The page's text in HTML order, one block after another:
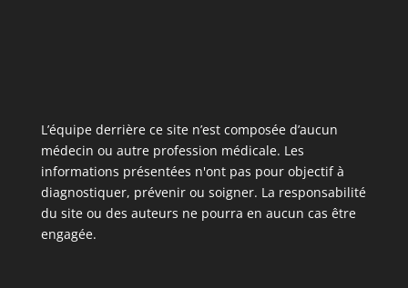
L’équipe derrière ce site n’est composée d’aucun
médecin ou autre profession médicale. Les
informations présentées n'ont pas pour objectif à
diagnostiquer, prévenir ou soigner. La responsabilité
du site ou des auteurs ne pourra en aucun cas être
engagée.